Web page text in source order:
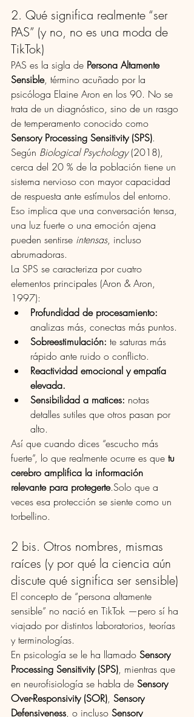
2. Qué significa realmente “ser
PAS” (y no, no es una moda de
TikTok)
PAS es la sigla de Persona Altamente
Sensible, término acuñado por la
psicóloga Elaine Aron en los 90. No se
trata de un diagnóstico, sino de un rasgo
de temperamento conocido como
Sensory Processing Sensitivity (SPS).
Según Biological Psychology (2018),
cerca del 20 % de la población tiene un
sistema nervioso con mayor capacidad
de respuesta ante estímulos del entorno.
Eso implica que una conversación tensa,
una luz fuerte o una emoción ajena
pueden sentirse intensas, incluso
abrumadoras.
La SPS se caracteriza por cuatro
elementos principales (Aron & Aron,
1997):
Profundidad de procesamiento:
analizas más, conectas más puntos.
Sobreestimulación: te saturas más
rápido ante ruido o conflicto.
Reactividad emocional y empatía
elevada.
Sensibilidad a matices: notas
detalles sutiles que otros pasan por
alto.
Así que cuando dices “escucho más
fuerte”, lo que realmente ocurre es que tu
cerebro amplifica la información
relevante para protegerte.Solo que a
veces esa protección se siente como un
torbellino.
2 bis. Otros nombres, mismas
raíces (y por qué la ciencia aún
discute qué significa ser sensible)
El concepto de “persona altamente
sensible” no nació en TikTok —pero sí ha
viajado por distintos laboratorios, teorías
y terminologías.
En psicología se le ha llamado Sensory
Processing Sensitivity (SPS), mientras que
en neurofisiología se habla de Sensory
Over-Responsivity (SOR), Sensory
Defensiveness, o incluso Sensory